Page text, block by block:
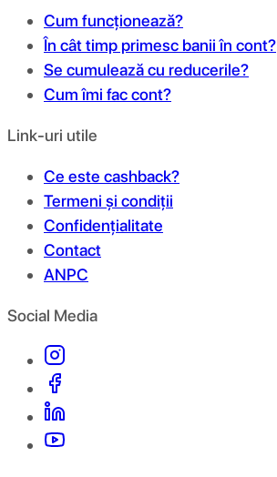
Cum funcționează?
În cât timp primesc banii în cont?
Se cumulează cu reducerile?
Cum îmi fac cont?
Link-uri utile
Ce este cashback?
Termeni și condiții
Confidențialitate
Contact
ANPC
Social Media